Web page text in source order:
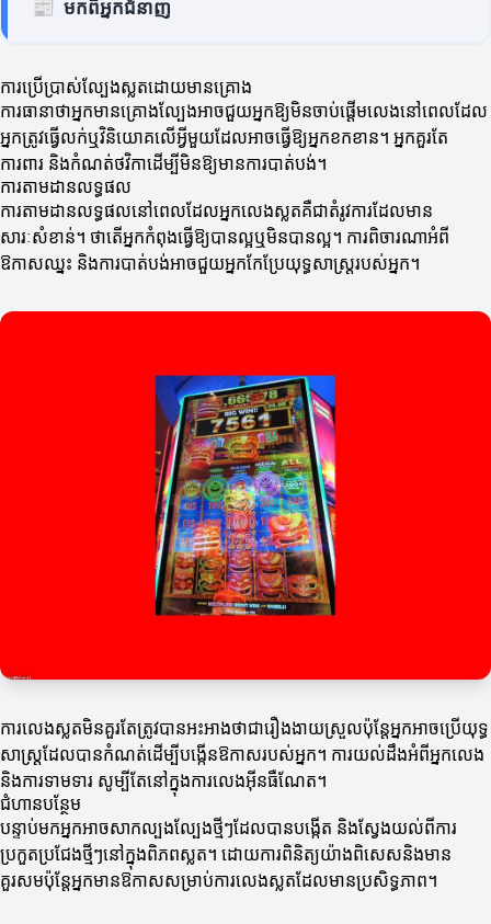
📰 មកពីអ្នកជំនាញ
ការប្រើប្រាស់ល្បែងស្លតដោយមានគ្រោង
ការធានាថាអ្នកមានគ្រោងល្បែងអាចជួយអ្នកឱ្យមិនចាប់ផ្តើមលេងនៅពេលដែល
អ្នកត្រូវធ្វើលក់ឬវិនិយោគលើអ្វីមួយដែលអាចធ្វើឱ្យអ្នកខកខាន។ អ្នកគួរតែ
ការពារ និងកំណត់ថវិកាដើម្បីមិនឱ្យមានការបាត់បង់។
ការតាមដានលទ្ធផល
ការតាមដានលទ្ធផលនៅពេលដែលអ្នកលេងស្លតគឺជាតំរូវការដែលមាន
សារៈសំខាន់។ ថាតើអ្នកកំពុងធ្វើឱ្យបានល្អឬមិនបានល្អ។ ការពិចារណាអំពី
ឱកាសឈ្នះ និងការបាត់បង់អាចជួយអ្នកកែប្រែយុទ្ធសាស្ត្ររបស់អ្នក។
ការលេងស្លតមិនគួរតែត្រូវបានអះអាងថាជារឿងងាយស្រួលប៉ុន្តែអ្នកអាចប្រើយុទ្ធ
សាស្ត្រដែលបានកំណត់ដើម្បីបង្កើនឱកាសរបស់អ្នក។ ការយល់ដឹងអំពីអ្នកលេង
និងការទាមទារ សូម្បីតែនៅក្នុងការលេងអ៊ីនធឺណែត។
ជំហានបន្ថែម
បន្ទាប់មកអ្នកអាចសាកល្បងល្បែងថ្មីៗដែលបានបង្កើត និងស្វែងយល់ពីការ
ប្រកួតប្រជែងថ្មីៗនៅក្នុងពិភពស្លត។ ដោយការពិនិត្យយ៉ាងពិសេសនិងមាន
គួរសមប៉ុន្តែអ្នកមានឱកាសសម្រាប់ការលេងស្លតដែលមានប្រសិទ្ធភាព។